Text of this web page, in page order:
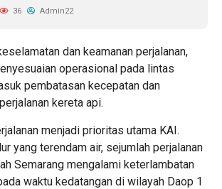
36 Admin22
dan keamanan perjalanan,
operasional pada lintas
pembatasan kecepatan dan
kereta api.
menjadi prioritas utama KAI.
yang terendam air, sejumlah perjalanan
Semarang mengalami keterlambatan
waktu kedatangan di wilayah Daop 1